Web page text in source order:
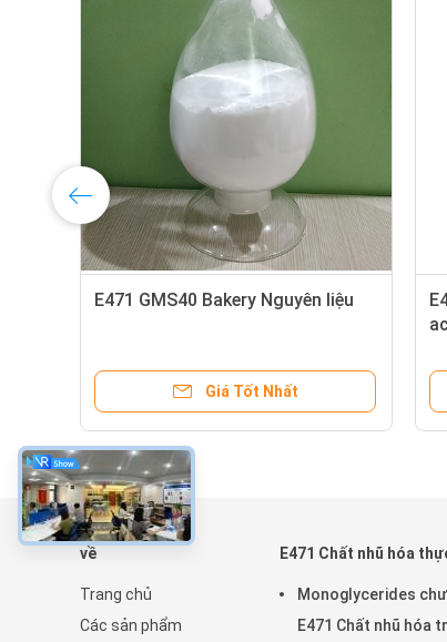
Thành phần thực phẩm sức khỏe:
Giá Tốt Nhất
về
Trang chủ
Các sản phẩm
E471 Chất nhũ hóa
Monoglycerides
E471 Chất nhũ hóa